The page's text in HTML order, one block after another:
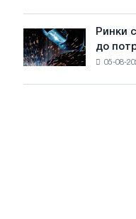
поїздок
у
Лондоні
автоматичного
контролю
Ринки
стають
все
Ринки
до
05-08-